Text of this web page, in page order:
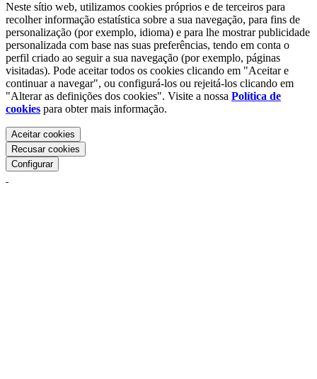
Neste sítio web, utilizamos cookies próprios e de terceiros para
recolher informação estatística sobre a sua navegação, para fins de
personalização (por exemplo, idioma) e para lhe mostrar publicidade
personalizada com base nas suas preferências, tendo em conta o
perfil criado ao seguir a sua navegação (por exemplo, páginas
visitadas). Pode aceitar todos os cookies clicando em "Aceitar e
continuar a navegar", ou configurá-los ou rejeitá-los clicando em
"Alterar as definições dos cookies". Visite a nossa Política de
cookies para obter mais informação.
Aceitar cookies
Recusar cookies
Configurar